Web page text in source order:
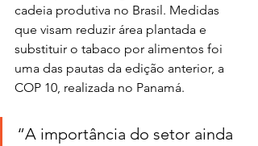
cadeia produtiva no Brasil. Medidas
que visam reduzir área plantada e
substituir o tabaco por alimentos foi
uma das pautas da edição anterior, a
COP 10, realizada no Panamá.
“A importância do setor ainda